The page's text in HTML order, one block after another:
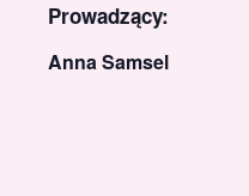
Prowadzący:
Anna Samsel